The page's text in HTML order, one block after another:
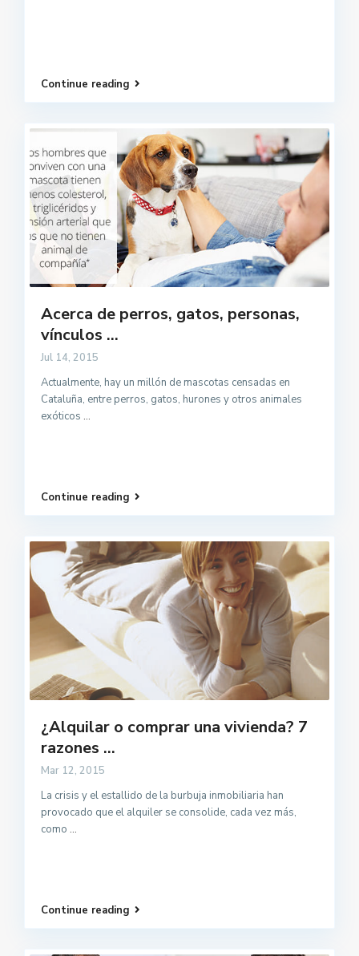
Continue reading
Acerca de perros, gatos, personas,
vínculos ...
Jul 14, 2015
Actualmente, hay un millón de mascotas censadas en
Cataluña, entre perros, gatos, hurones y otros animales
exóticos...
Continue reading
¿Alquilar o comprar una vivienda? 7
razones ...
Mar 12, 2015
La crisis y el estallido de la burbuja inmobiliaria han
provocado que el alquiler se consolide, cada vez más,
como...
Continue reading